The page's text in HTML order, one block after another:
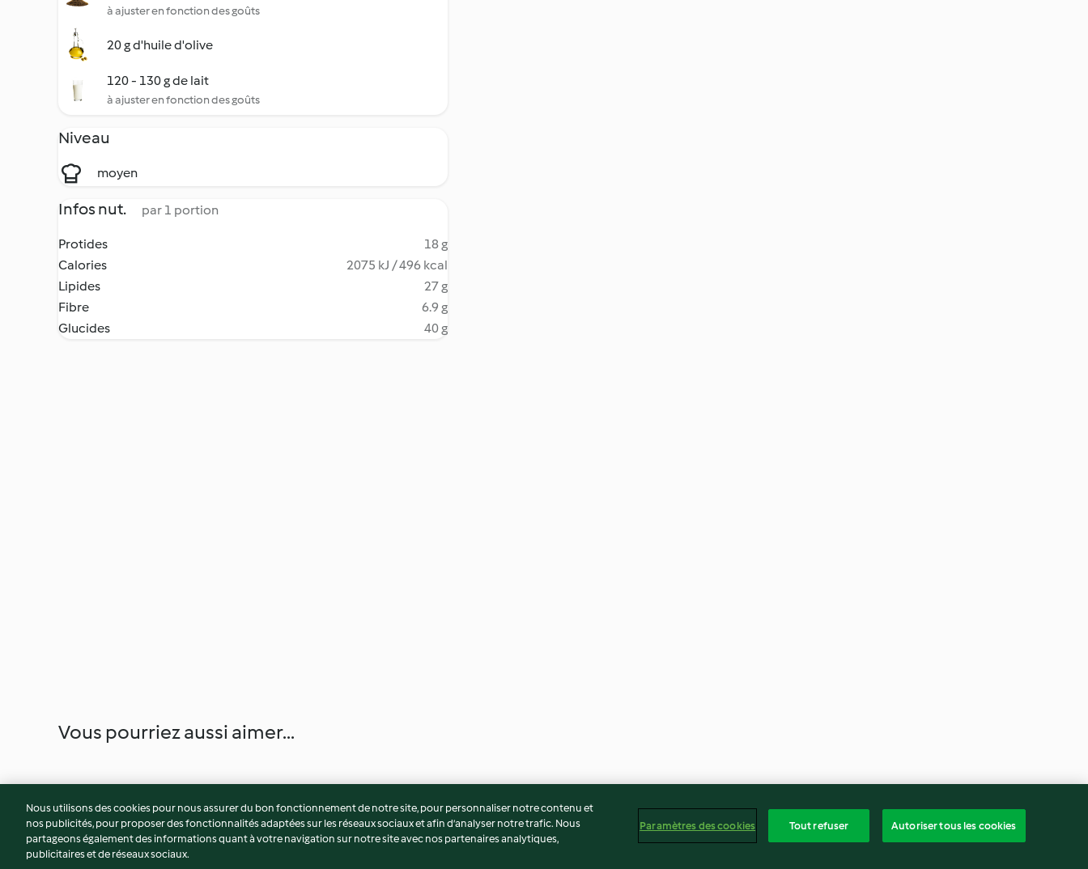
à ajuster en fonction des goûts
20 g d'huile d'olive
120 - 130 g de lait
à ajuster en fonction des goûts
Niveau
moyen
Infos nut. par 1 portion
Protides
18 g
Calories
2075 kJ / 496 kcal
Lipides
27 g
Fibre
6.9 g
Glucides
40 g
Vous pourriez aussi aimer...
Nous utilisons des cookies pour nous assurer du bon fonctionnement de notre site, pour personnaliser notre contenu et
nos publicités, pour proposer des fonctionnalités adaptées sur les réseaux sociaux et afin d’analyser notre trafic. Nous
partageons également des informations quant à votre navigation sur notre site avec nos partenaires analytiques,
publicitaires et de réseaux sociaux.
Paramètres des cookies Tout refuser Autoriser tous les cookies